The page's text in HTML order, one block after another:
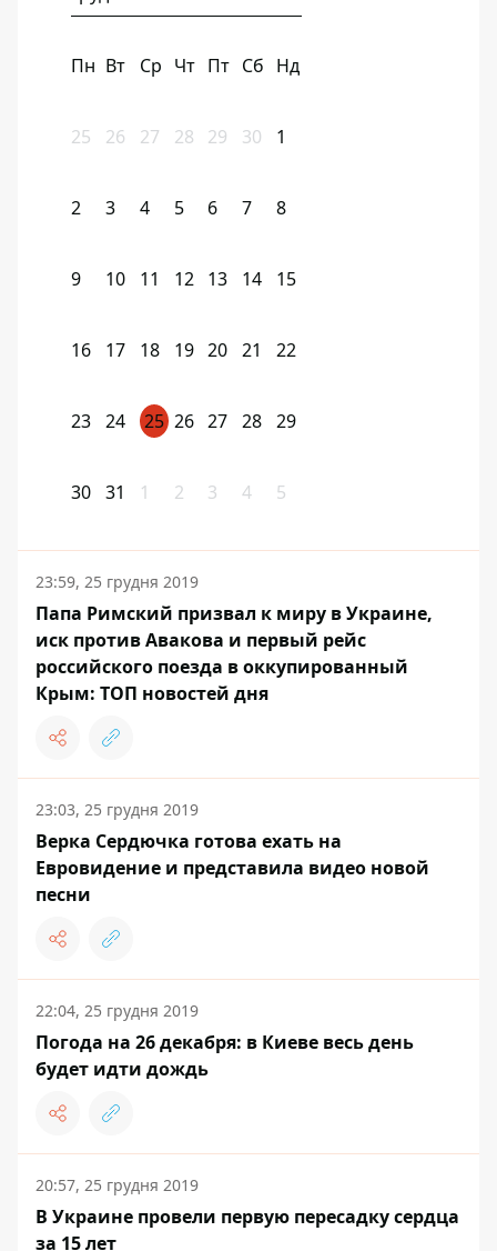
Пн Вт Ср Чт Пт Сб Нд
25 26 27 28 29 30 1
2 3 4 5 6 7 8
9 10 11 12 13 14 15
16 17 18 19 20 21 22
23 24 25 26 27 28 29
30 31 1 2 3 4 5
23:59, 25 грудня 2019
Папа Римский призвал к миру в Украине,
иск против Авакова и первый рейс
российского поезда в оккупированный
Крым: ТОП новостей дня
23:03, 25 грудня 2019
Верка Сердючка готова ехать на
Евровидение и представила видео новой
песни
22:04, 25 грудня 2019
Погода на 26 декабря: в Киеве весь день
будет идти дождь
20:57, 25 грудня 2019
В Украине провели первую пересадку сердца
за 15 лет